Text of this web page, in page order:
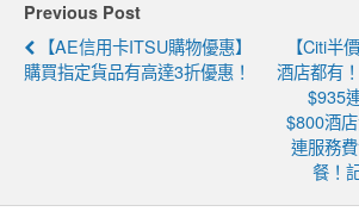
Previous Post
【AE信用卡ITSU購物優惠】
購買指定貨品有高達3折優惠！
【Citi半
酒店都有
$935
$800酒
連服務
餐！